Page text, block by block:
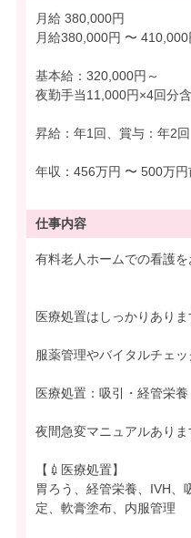
月給 380,000円
月給380,000円 〜 410,000
基本給：320,000円～
夜勤手当11,000円×4回分
昇給：年1回、賞与：年2回
年収：456万円 〜 500万円
仕事内容
有料老人ホームでの看護を
医療処置はしっかりありま
服薬管理やバイタルチェッ
医療処置：吸引・経管栄
夜間急変マニュアルありま
【💉医療処置】
胃ろう、経管栄養、IVH、
定、軟膏塗布、内服管理